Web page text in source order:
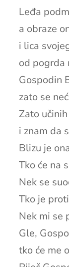
Leđa
a obraze
i lica
od pogrda
Gospodin
zato se
Zato
i znam da
Blizu je
Tko će na
Nek se
Tko je
Nek mi se
Gle,
tko će me